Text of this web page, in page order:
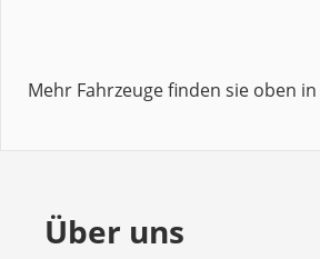
Mehr Fahrzeuge finden sie oben
Über uns